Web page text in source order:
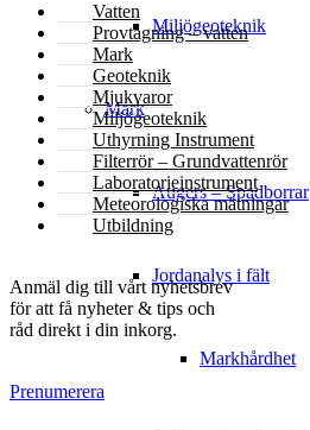
Miljögeoteknik
Mark
Augers – Spadborrar
Jordanalys i fält
Markhårdhet
Vatten
Provtagning – vatten
Mark
Geoteknik
Mjukvaror
Miljögeoteknik
Uthyrning Instrument
Filterrör – Grundvattenrör
Laboratorieinstrument
Meteorologiska mätningar
Utbildning
Anmäl dig till vårt nyhetsbrev
för att få nyheter & tips och
råd direkt i din inkorg.
Prenumerera